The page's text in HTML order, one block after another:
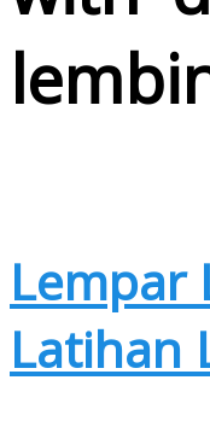
Lempar
Latihan